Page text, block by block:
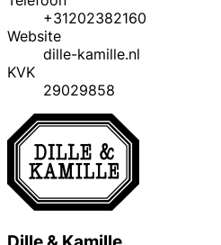
+31202382160
Website
dille-kamille.nl
KVK
29029858